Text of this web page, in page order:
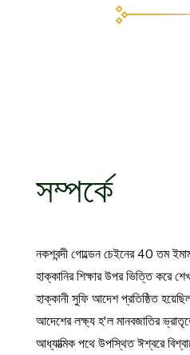
সম্পর্কে
নকশবন্দী গোল্ডেন চেইনের 40 তম
হাক্কানির শিক্ষার উপর ভিত্তি করে শেখ
হাক্কানী সুফি আদেশ প্রতিষ্ঠিত
আদেশের লক্ষ্য হ'ল মানবজাতির
আধ্যাত্মিক পথে উপস্থিত ঈশ্বরে